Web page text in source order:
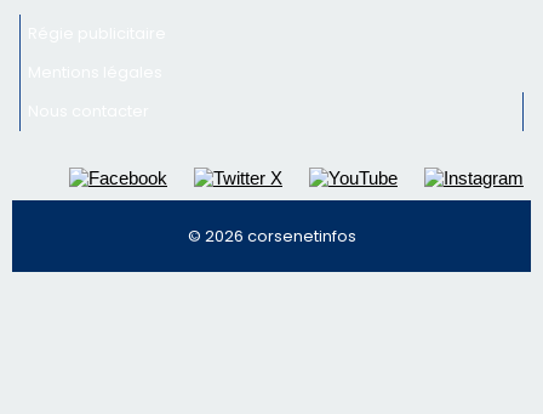
© 2026 corsenetinfos